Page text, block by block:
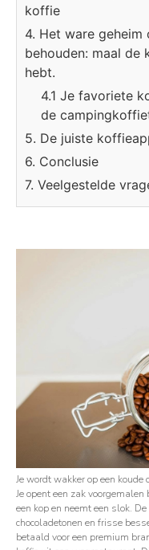
koffie
4. Het ware
behouden: maal de
hebt.
4.1 Je favoriete
de
5. De juiste
6. Conclusie
7. Veelgestelde
Je wordt wakker op een
Je opent een zak
een kop en neemt een slok.
chocoladetonen en frisse
betaald voor een premium